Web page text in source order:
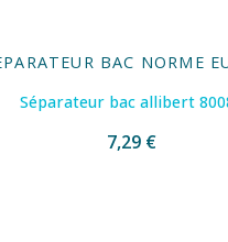
BAC NORME
Séparateur bac allibert
7,29 €